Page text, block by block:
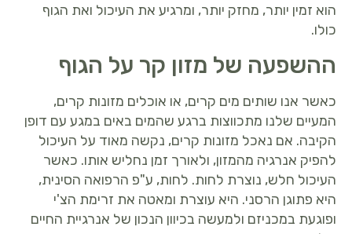
הוא זמין יותר, מחזק יותר, ומרגיע את העיכול ואת הגוף
כולו.
ההשפעה של מזון קר על הגוף
כאשר אנו שותים מים קרים, או אוכלים מזונות קרים,
המעיים שלנו מתכווצות ברגע שהמים באים במגע עם דופן
הקיבה. אם נאכל מזונות קרים, נקשה מאוד על העיכול
להפיק אנרגיה מהמזון, ולאורך זמן נחליש אותו. כאשר
העיכול חלש, נוצרת לחות. לחות, ע"פ הרפואה הסינית,
היא פתוגן הרסני. היא עוצרת ומאטה את זרימת הצ'י
ופוגעת במכניזם ולמעשה בכיוון הנכון של אנרגיית החיים